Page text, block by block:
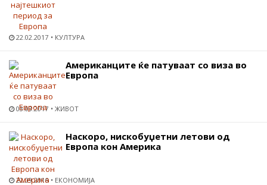
22.02.2017 КУЛТУРА
Американците ќе патуваат со виза во
Европа
03.03.2017 ЖИВОТ
Наскоро, нискобуџетни летови од
Европа кон Америка
22.09.2016 ЕКОНОМИЈА